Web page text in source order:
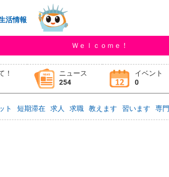
活情報
Ｗｅｌｃｏｍｅ！
！
ニュース
254
イベント
0
ト 短期滞在 求人 求職 教えます 習います 専門